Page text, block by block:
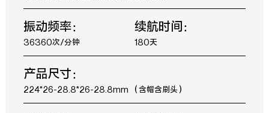
振动频率：
36360次/分钟
续航时间：
180天
产品尺寸：
224*26-28.8*26-28.8mm （含帽含刷头）